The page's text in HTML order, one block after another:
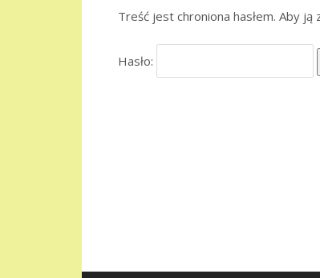
Treść jest chroniona hasłem. Aby ją
Hasło: